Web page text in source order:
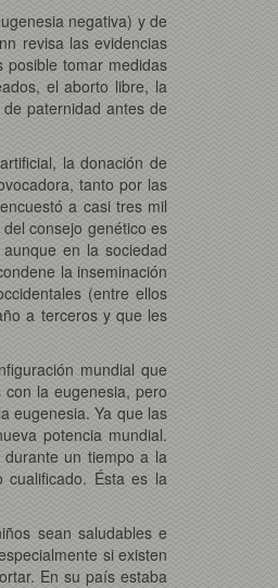
negativa) y de
revisa las evidencias
posible tomar medidas
el aborto libre, la
paternidad antes de
la donación de
tanto por las
a casi tres mil
consejo genético es
en la sociedad
la inseminación
(entre ellos
a terceros y que les
mundial que
la eugenesia, pero
eugenesia. Ya que las
potencia mundial.
durante un tiempo a la
cualificado. Ésta es la
sean saludables e
si existen
En su país estaba